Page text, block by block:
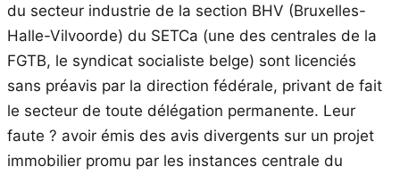
du secteur industrie de la section BHV (Bruxelles-
Halle-Vilvoorde) du SETCa (une des centrales de la
FGTB, le syndicat socialiste belge) sont licenciés
sans préavis par la direction fédérale, privant de fait
le secteur de toute délégation permanente. Leur
faute ? avoir émis des avis divergents sur un projet
immobilier promu par les instances centrale du